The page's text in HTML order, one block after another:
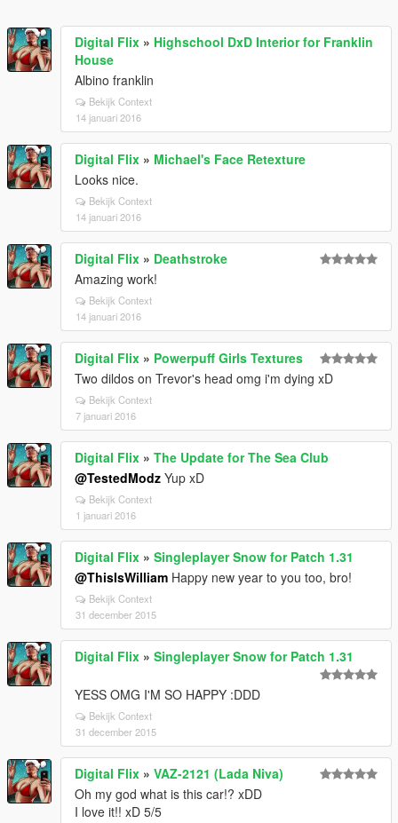
Digital Flix » Highschool DxD Interior for Franklin
House
Albino franklin
Bekijk Context
14 januari 2016
Digital Flix » Michael's Face Retexture
Looks nice.
Bekijk Context
14 januari 2016
Digital Flix » Deathstroke
Amazing work!
Bekijk Context
14 januari 2016
Digital Flix » Powerpuff Girls Textures
Two dildos on Trevor's head omg i'm dying xD
Bekijk Context
7 januari 2016
Digital Flix » The Update for The Sea Club
@TestedModz Yup xD
Bekijk Context
1 januari 2016
Digital Flix » Singleplayer Snow for Patch 1.31
@ThisIsWilliam Happy new year to you too, bro!
Bekijk Context
31 december 2015
Digital Flix » Singleplayer Snow for Patch 1.31
YESS OMG I'M SO HAPPY :DDD
Bekijk Context
31 december 2015
Digital Flix » VAZ-2121 (Lada Niva)
Oh my god what is this car!? xDD
I love it!! xD 5/5